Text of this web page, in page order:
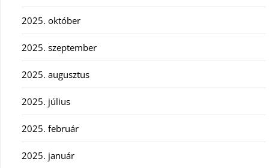
2025. október
2025. szeptember
2025. augusztus
2025. július
2025. február
2025. január